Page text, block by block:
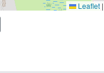
Leaflet |